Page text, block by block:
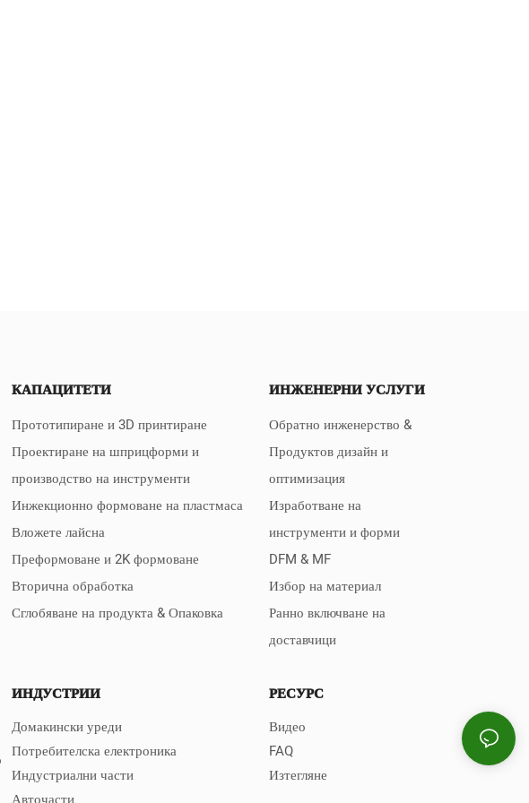
КАПАЦИТЕТИ
Прототипиране и 3D принтиране
Проектиране на шприцформи и
производство на инструменти
Инжекционно формоване на пластмаса
Вложете лайсна
Преформоване и 2K формоване
Вторична обработка
Сглобяване на продукта & Опаковка
ИНЖЕНЕРНИ УСЛУГИ
Обратно инженерство &
Продуктов дизайн и
оптимизация
Изработване на
инструменти и форми
DFM & MF
Избор на материал
Ранно включване на
доставчици
ИНДУСТРИИ
Домакински уреди
Потребителска електроника
Индустриални части
РЕСУРС
Видео
FAQ
Изтегляне